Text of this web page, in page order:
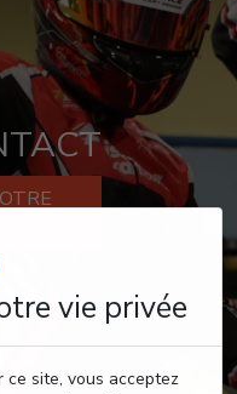
vie privée
ce site, vous acceptez